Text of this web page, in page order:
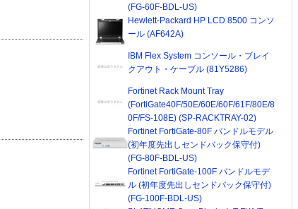
(FG-60F-BDL-US)
Hewlett-Packard HP LCD 8500 コンソ
ール (AF642A)
IBM Flex System コンソール・ブレイ
クアウト・ケーブル (81Y5286)
Fortinet Rack Mount Tray
(FortiGate40F/50E/60E/60F/61F/80E/8
0F/FS-108E) (SP-RACKTRAY-02)
Fortinet FortiGate-80F バンドルモデル
(初年度先出しセンドバック保守付)
(FG-80F-BDL-US)
Fortinet FortiGate-100F バンドルモデ
ル (初年度先出しセンドバック保守付)
(FG-100F-BDL-US)